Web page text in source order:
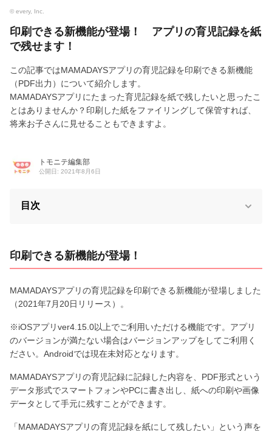
© every, Inc.
印刷できる新機能が登場！ アプリの育児記録を紙
で残せます！
この記事ではMAMADAYSアプリの育児記録を印刷できる新機能
（PDF出力）について紹介します。
MAMADAYSアプリにたまった育児記録を紙で残したいと思ったこ
とはありませんか？印刷した紙をファイリングして保管すれば、
将来お子さんに見せることもできますよ。
トモニテ編集部
公開日: 2021年8月6日
目次
印刷できる新機能が登場！
MAMADAYSアプリの育児記録を印刷できる新機能が登場しました
（2021年7月20日リリース）。
※iOSアプリver4.15.0以上でご利用いただける機能です。アプリ
のバージョンが満たない場合はバージョンアップをしてご利用く
ださい。Androidでは現在未対応となります。
MAMADAYSアプリの育児記録に記録した内容を、PDF形式という
データ形式でスマートフォンやPCに書き出し、紙への印刷や画像
データとして手元に残すことができます。
「MAMADAYSアプリの育児記録を紙にして残したい」という声を